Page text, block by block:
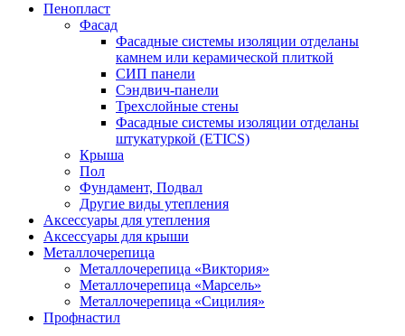
Пенопласт
Фасад
Фасадные системы изоляции отделаны
камнем или керамической плиткой
СИП панели
Сэндвич-панели
Трехслойные стены
Фасадные системы изоляции отделаны
штукатуркой (EТICS)
Крыша
Пол
Фундамент, Подвал
Другие виды утепления
Аксессуары для утепления
Аксессуары для крыши
Металлочерепица
Металлочерепица «Виктория»
Металлочерепица «Марсель»
Металлочерепица «Сицилия»
Профнастил